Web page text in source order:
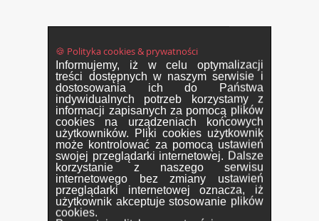
🍪 Polityka cookies & prywatności
Informujemy, iż w celu optymalizacji
treści dostępnych w naszym serwisie i
dostosowania ich do Państwa
indywidualnych potrzeb korzystamy z
informacji zapisanych za pomocą plików
cookies na urządzeniach końcowych
użytkowników. Pliki cookies użytkownik
może kontrolować za pomocą ustawień
swojej przeglądarki internetowej. Dalsze
korzystanie z naszego serwisu
internetowego bez zmiany ustawień
przeglądarki internetowej oznacza, iż
użytkownik akceptuje stosowanie plików
cookies.